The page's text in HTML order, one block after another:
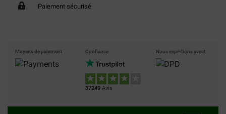
Paiement sécurisé
Moyens de paiement Confiance
37249 Avis
Nous expédions avect